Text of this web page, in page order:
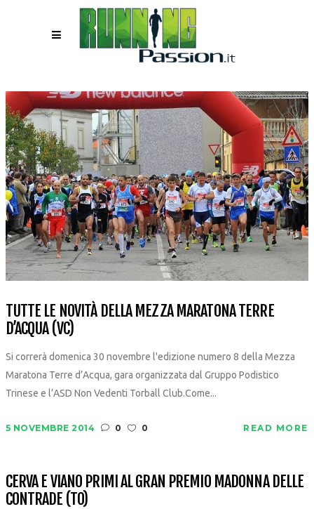
TUTTE LE NOVITÀ DELLA MEZZA MARATONA TERRE
D’ACQUA (VC)
Si correrà domenica 30 novembre l'edizione numero 8 della Mezza
Maratona Terre d’Acqua, gara organizzata dal Gruppo Podistico
Trinese e l’ASD Non Vedenti Torball Club.Come...
5 NOVEMBRE 2014 0 0 READ MORE
CERVA E VIANO PRIMI AL GRAN PREMIO MADONNA DELLE
CONTRADE (TO)